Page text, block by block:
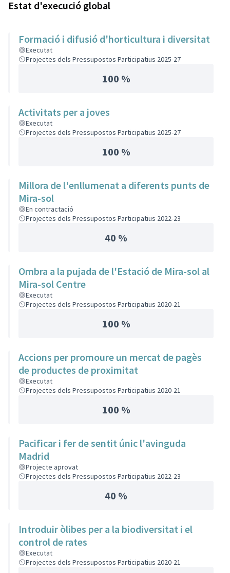
Estat d'execució global
Formació i difusió d'horticultura i diversitat
Executat
Projectes dels Pressupostos Participatius 2025-27
100 %
Activitats per a joves
Executat
Projectes dels Pressupostos Participatius 2025-27
100 %
Millora de l'enllumenat a diferents punts de
Mira-sol
En contractació
Projectes dels Pressupostos Participatius 2022-23
40 %
Ombra a la pujada de l'Estació de Mira-sol al
Mira-sol Centre
Executat
Projectes dels Pressupostos Participatius 2020-21
100 %
Accions per promoure un mercat de pagès
de productes de proximitat
Executat
Projectes dels Pressupostos Participatius 2020-21
100 %
Pacificar i fer de sentit únic l'avinguda
Madrid
Projecte aprovat
Projectes dels Pressupostos Participatius 2022-23
40 %
Introduir òlibes per a la biodiversitat i el
control de rates
Executat
Projectes dels Pressupostos Participatius 2020-21